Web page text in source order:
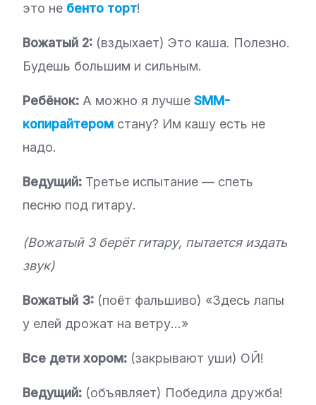
это не бенто торт!
Вожатый 2: (вздыхает) Это каша. Полезно.
Будешь большим и сильным.
Ребёнок: А можно я лучше SMM-
копирайтером стану? Им кашу есть не
надо.
Ведущий: Третье испытание — спеть
песню под гитару.
(Вожатый 3 берёт гитару, пытается издать
звук)
Вожатый 3: (поёт фальшиво) «Здесь лапы
у елей дрожат на ветру…»
Все дети хором: (закрывают уши) ОЙ!
Ведущий: (объявляет) Победила дружба!